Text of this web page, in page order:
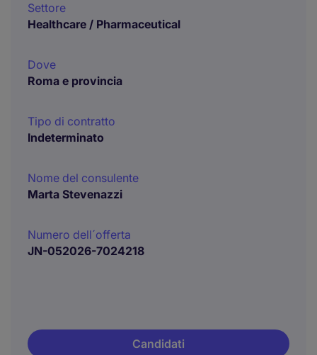
Settore
Healthcare / Pharmaceutical
Dove
Roma e provincia
Tipo di contratto
Indeterminato
Nome del consulente
Marta Stevenazzi
Numero dell´offerta
JN-052026-7024218
Candidati